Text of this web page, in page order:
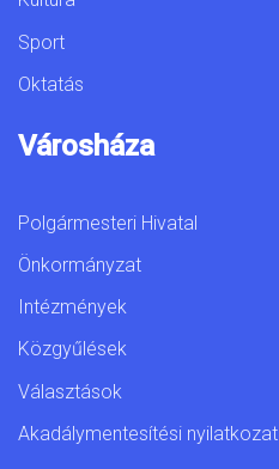
Sport
Oktatás
Városháza
Polgármesteri Hivatal
Önkormányzat
Intézmények
Közgyűlések
Választások
Akadálymentesítési nyilatkozat